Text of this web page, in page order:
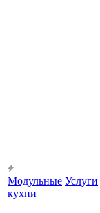
Модульные
кухни
Услуги